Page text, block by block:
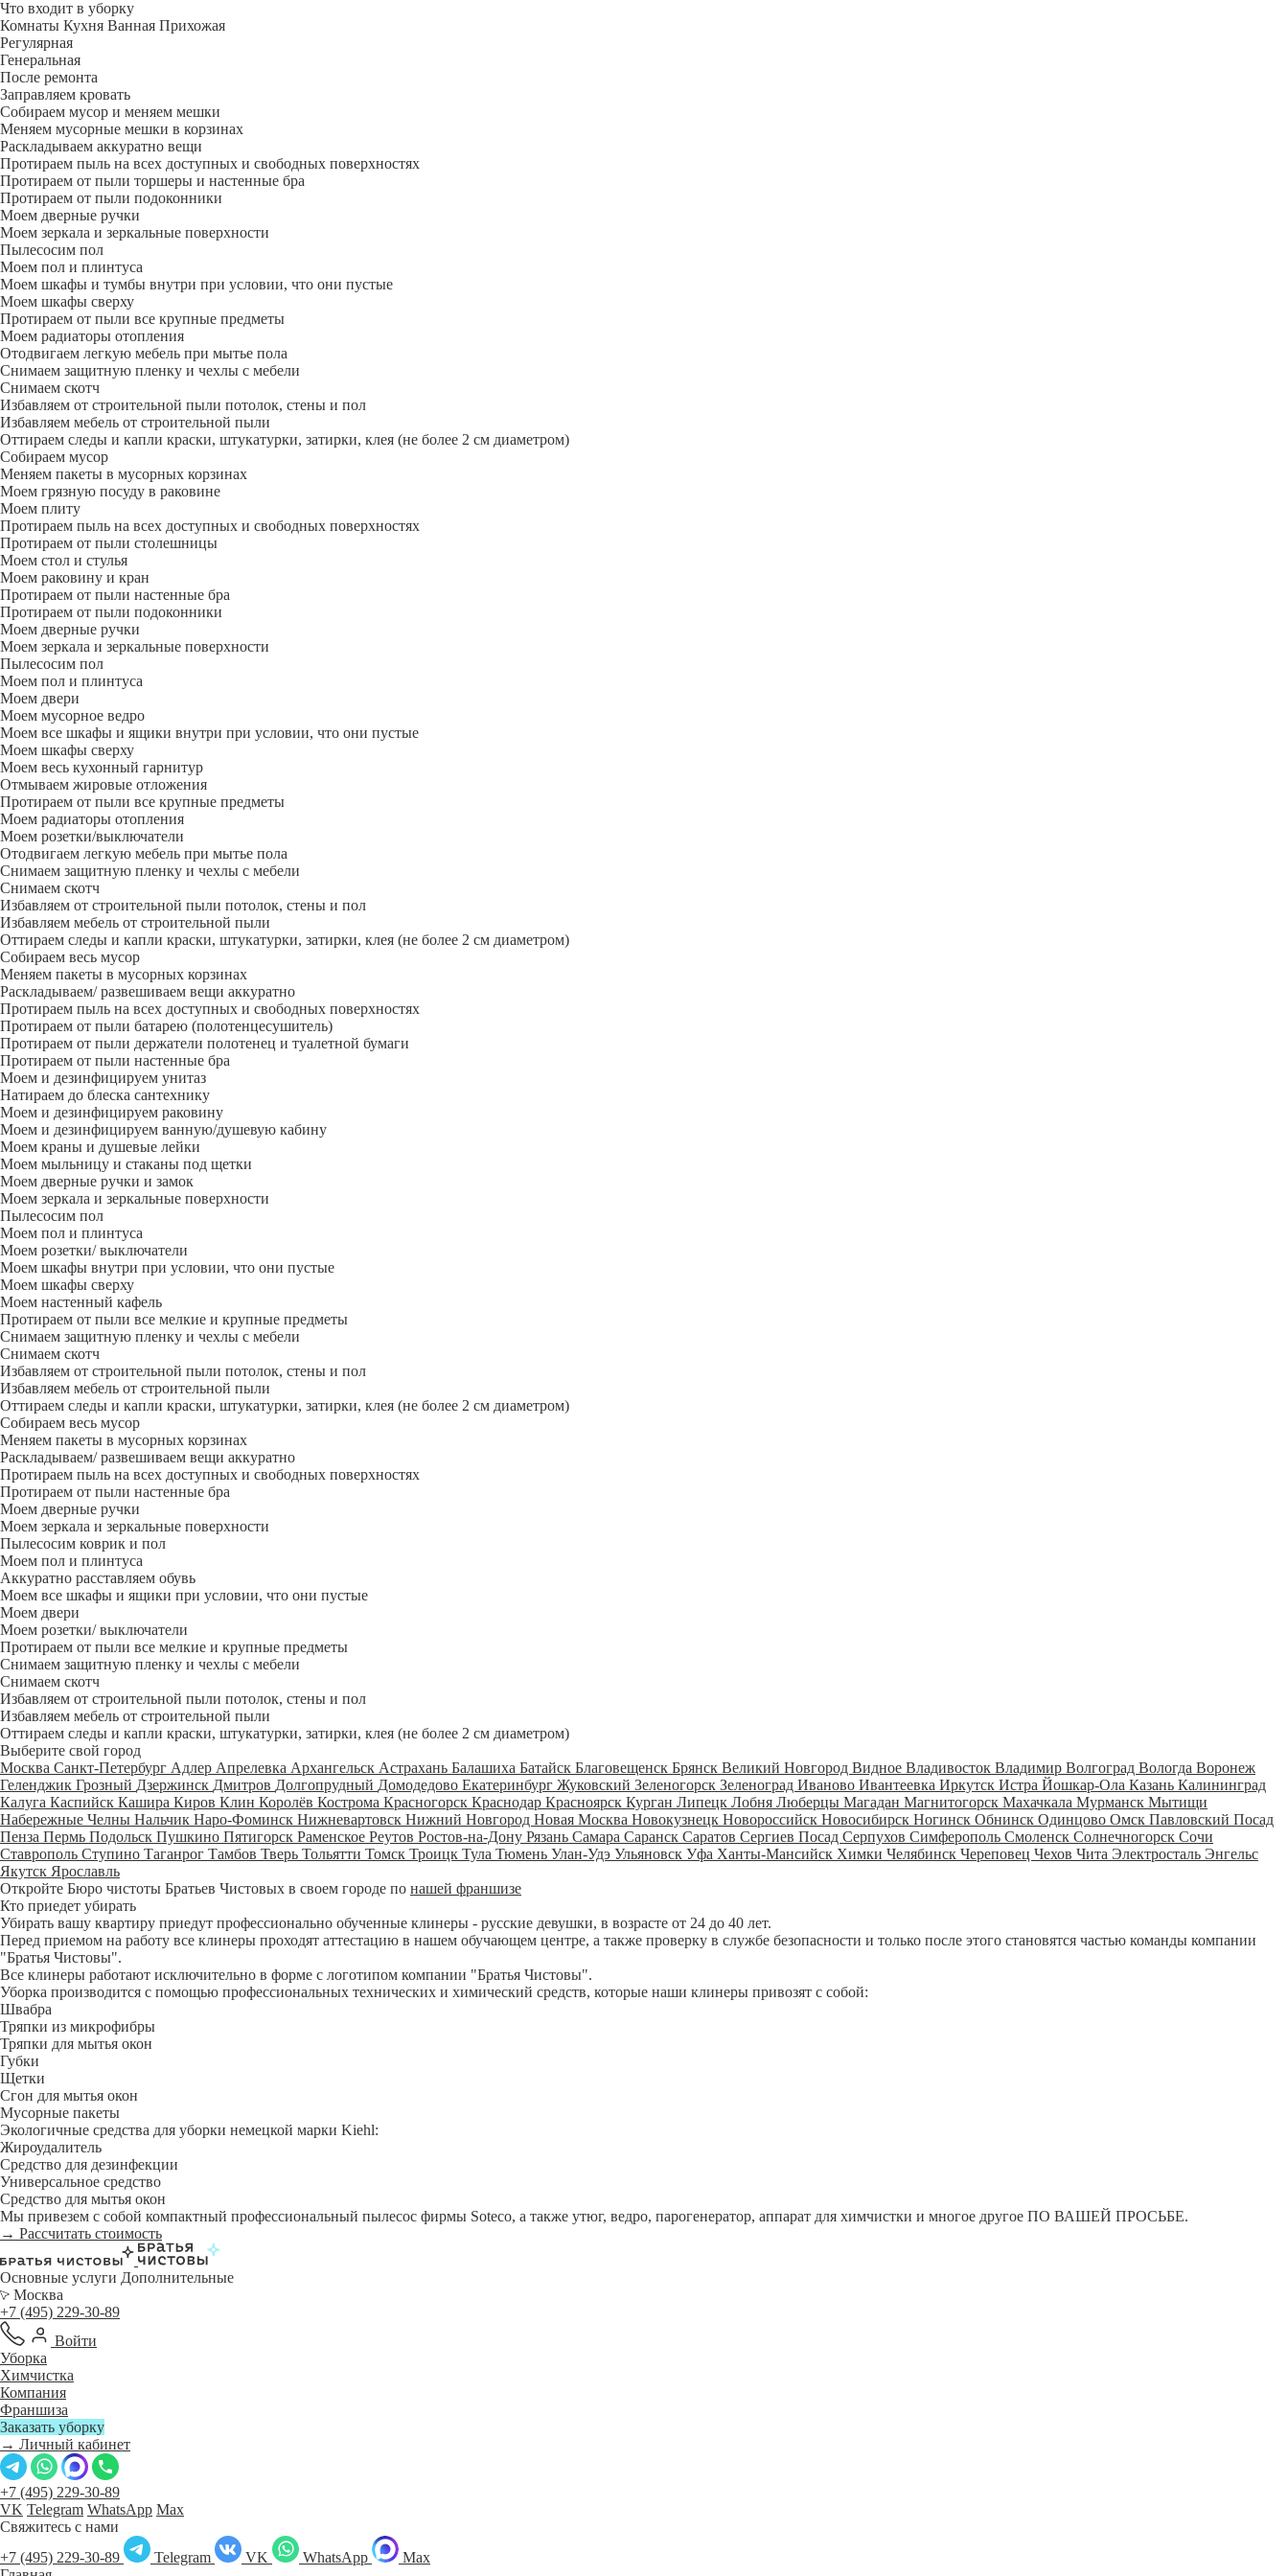
Что входит в уборку
Регу­лярная
Гене­ральная
После ремонта
Заправляем кровать
Собираем мусор и меняем мешки
Меняем мусорные мешки в корзинах
Раскладываем аккуратно вещи
Протираем пыль на всех доступных и свободных поверхностях
Протираем от пыли торшеры и настенные бра
Протираем от пыли подоконники
Моем дверные ручки
Моем зеркала и зеркальные поверхности
Пылесосим пол
Моем пол и плинтуса
Моем шкафы и тумбы внутри при условии, что они пустые
Моем шкафы сверху
Протираем от пыли все крупные предметы
Моем радиаторы отопления
Отодвигаем легкую мебель при мытье пола
Снимаем защитную пленку и чехлы с мебели
Снимаем скотч
Избавляем от строительной пыли потолок, стены и пол
Избавляем мебель от строительной пыли
Оттираем следы и капли краски, штукатурки, затирки, клея (не более 2 см диаметром)
Собираем мусор
Меняем пакеты в мусорных корзинах
Моем грязную посуду в раковине
Моем плиту
Протираем пыль на всех доступных и свободных поверхностях
Протираем от пыли столешницы
Моем стол и стулья
Моем раковину и кран
Протираем от пыли настенные бра
Протираем от пыли подоконники
Моем дверные ручки
Моем зеркала и зеркальные поверхности
Пылесосим пол
Моем пол и плинтуса
Моем двери
Моем мусорное ведро
Моем все шкафы и ящики внутри при условии, что они пустые
Моем шкафы сверху
Моем весь кухонный гарнитур
Отмываем жировые отложения
Протираем от пыли все крупные предметы
Моем радиаторы отопления
Моем розетки/выключатели
Отодвигаем легкую мебель при мытье пола
Снимаем защитную пленку и чехлы с мебели
Снимаем скотч
Избавляем от строительной пыли потолок, стены и пол
Избавляем мебель от строительной пыли
Оттираем следы и капли краски, штукатурки, затирки, клея (не более 2 см диаметром)
Собираем весь мусор
Меняем пакеты в мусорных корзинах
Раскладываем/ развешиваем вещи аккуратно
Протираем пыль на всех доступных и свободных поверхностях
Протираем от пыли батарею (полотенцесушитель)
Протираем от пыли держатели полотенец и туалетной бумаги
Протираем от пыли настенные бра
Моем и дезинфицируем унитаз
Натираем до блеска сантехнику
Моем и дезинфицируем раковину
Моем и дезинфицируем ванную/душевую кабину
Моем краны и душевые лейки
Моем мыльницу и стаканы под щетки
Моем дверные ручки и замок
Моем зеркала и зеркальные поверхности
Пылесосим пол
Моем пол и плинтуса
Моем розетки/ выключатели
Моем шкафы внутри при условии, что они пустые
Моем шкафы сверху
Моем настенный кафель
Протираем от пыли все мелкие и крупные предметы
Снимаем защитную пленку и чехлы с мебели
Снимаем скотч
Избавляем от строительной пыли потолок, стены и пол
Избавляем мебель от строительной пыли
Оттираем следы и капли краски, штукатурки, затирки, клея (не более 2 см диаметром)
Собираем весь мусор
Меняем пакеты в мусорных корзинах
Раскладываем/ развешиваем вещи аккуратно
Протираем пыль на всех доступных и свободных поверхностях
Протираем от пыли настенные бра
Моем дверные ручки
Моем зеркала и зеркальные поверхности
Пылесосим коврик и пол
Моем пол и плинтуса
Аккуратно расставляем обувь
Моем все шкафы и ящики при условии, что они пустые
Моем двери
Моем розетки/ выключатели
Протираем от пыли все мелкие и крупные предметы
Снимаем защитную пленку и чехлы с мебели
Снимаем скотч
Избавляем от строительной пыли потолок, стены и пол
Избавляем мебель от строительной пыли
Оттираем следы и капли краски, штукатурки, затирки, клея (не более 2 см диаметром)
Выберите свой город
Москва Санкт-Петербург Адлер Апрелевка Архангельск Астрахань Балашиха Батайск Благовещенск Брянск Великий Новгород Видное Владивосток Владимир Волгоград Вологда Воронеж
Геленджик Грозный Дзержинск Дмитров Долгопрудный Домодедово Екатеринбург Жуковский Зеленогорск Зеленоград Иваново Ивантеевка Иркутск Истра Йошкар-Ола Казань Калининград
Калуга Каспийск Кашира Киров Клин Королёв Кострома Красногорск Краснодар Красноярск Курган Липецк Лобня Люберцы Магадан Магнитогорск Махачкала Мурманск Мытищи
Набережные Челны Нальчик Наро-Фоминск Нижневартовск Нижний Новгород Новая Москва Новокузнецк Новороссийск Новосибирск Ногинск Обнинск Одинцово Омск Павловский Посад
Пенза Пермь Подольск Пушкино Пятигорск Раменское Реутов Ростов-на-Дону Рязань Самара Саранск Саратов Сергиев Посад Серпухов Симферополь Смоленск Солнечногорск Сочи
Ставрополь Ступино Таганрог Тамбов Тверь Тольятти Томск Троицк Тула Тюмень Улан-Удэ Ульяновск Уфа Ханты-Мансийск Химки Челябинск Череповец Чехов Чита Электросталь Энгельс
Якутск Ярославль
Откройте Бюро чистоты Братьев Чистовых в своем городе по нашей франшизе
Кто приедет убирать
Убирать вашу квартиру приедут профессионально обученные клинеры - русские девушки, в возрасте от 24 до 40 лет.
Перед приемом на работу все клинеры проходят аттестацию в нашем обучающем центре, а также проверку в службе безопасности и только после этого становятся частью команды компании
"Братья Чистовы".
Все клинеры работают исключительно в форме с логотипом компании "Братья Чистовы".
Уборка производится с помощью профессиональных технических и химический средств, которые наши клинеры привозят с собой:
Швабра
Тряпки из микрофибры
Тряпки для мытья окон
Губки
Щетки
Сгон для мытья окон
Мусорные пакеты
Экологичные средства для уборки немецкой марки Kiehl:
Жироудалитель
Средство для дезинфекции
Универсальное средство
Средство для мытья окон
Мы привезем с собой компактный профессиональный пылесос фирмы Soteco, а также утюг, ведро, парогенератор, аппарат для химчистки и многое другое ПО ВАШЕЙ ПРОСЬБЕ.
→ Рассчитать стоимость
Основные услуги Дополнительные
Москва
+7 (495) 229-30-89
Войти
Уборка
Химчистка
Компания
Франшиза
Заказать уборку
→ Личный кабинет
+7 (495) 229-30-89
VK Telegram WhatsApp Max
Свяжитесь с нами
+7 (495) 229-30-89
Telegram VK WhatsApp
Max